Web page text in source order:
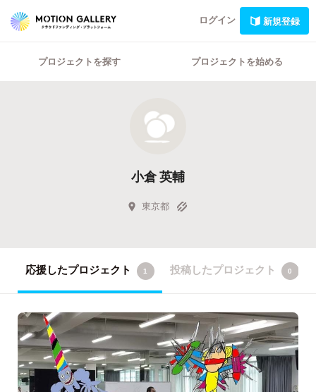
ログイン 新規登録
プロジェクトを探す プロジェクトを始める
小倉 英輔
東京都
応援したプロジェクト 1 投稿したプロジェクト 0